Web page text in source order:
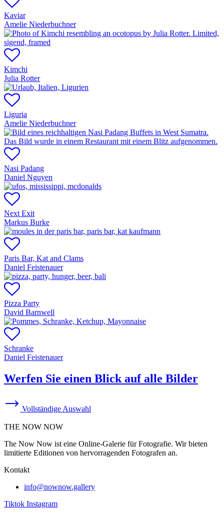
Kaviar
Amelie Niederbuchner
Kimchi
Julia Rotter
Liguria
Amelie Niederbuchner
Nasi Padang
Daniel Nguyen
Next Exit
Markus Burke
Paris Bar, Kat and Clams
Daniel Feistenauer
Pizza Party
David Barnwell
Schranke
Daniel Feistenauer
Werfen Sie einen Blick auf alle Bilder
Vollständige Auswahl
THE NOW NOW
The Now Now ist eine Online-Galerie für Fotografie. Wir bieten
limitierte Editionen von hervorragenden Fotografen an.
Kontakt
info@nownow.gallery
Tiktok Instagram